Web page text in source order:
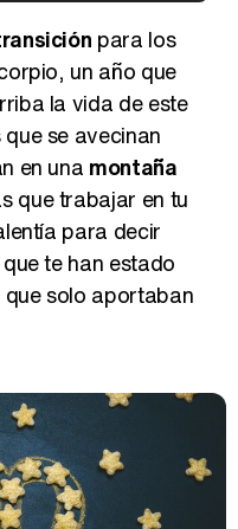
Así se tomó Felipe VI que la Infanta Sofía no quisiera recibir formación militar
para los
un año que
la vida de este
se avecinan
en una montaña
que trabajar en tu
para decir
te han estado
solo aportaban